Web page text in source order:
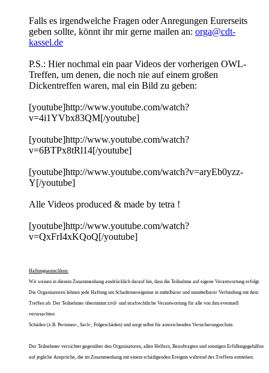
Falls es irgendwelche Fragen oder Anregungen Eurerseits
geben sollte, könnt ihr mir gerne mailen an: orga@cdt-
kassel.de
P.S.: Hier nochmal ein paar Videos der vorherigen OWL-
Treffen, um denen, die noch nie auf einem großen
Dickentreffen waren, mal ein Bild zu geben:
[youtube]http://www.youtube.com/watch?
v=4i1YVbx83QM[/youtube]
[youtube]http://www.youtube.com/watch?
v=6BTPx8tRl14[/youtube]
[youtube]http://www.youtube.com/watch?v=aryEb0yzz-
Y[/youtube]
Alle Videos produced & made by tetra !
[youtube]http://www.youtube.com/watch?
v=QxFrI4xKQoQ[/youtube]
Haftungsausschluss:
Wir weisen in diesem Zusammenhang ausdrücklich darauf hin, dass die Teilnahme auf eigene Verantwortung erfolgt.
Die Organisatoren lehnen jede Haftung um Schadensereignisse in mittelbarer und unmittelbarer Verbindung mit dem
Treffen ab. Der Teilnehmer übernimmt zivil- und strafrechtliche Verantwortung für alle von ihm eventuell
verursachten
Schäden (z.B. Personen-, Sach-, Folgeschäden) und sorgt selbst für ausreichenden Versicherungsschutz.
Der Teilnehmer verzichtet gegenüber den Organisatoren, allen Helfern, Beauftragten und sonstigen Erfüllungsgehilfen
auf jegliche Ansprüche, die im Zusammenhang mit einem schädigenden Ereignis während des Treffens entstehen.